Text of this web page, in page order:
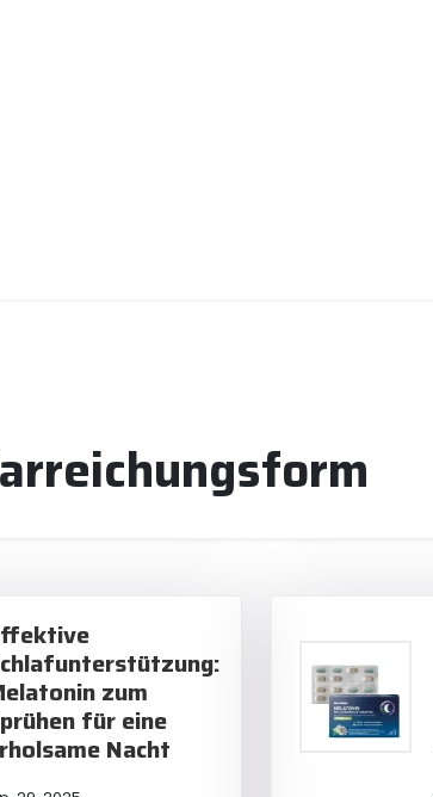
zum
für eine
Nacht